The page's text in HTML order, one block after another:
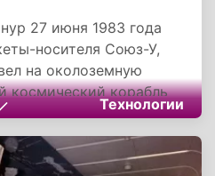
27 июня 1983 года
носителя Союз-У,
на околоземную
космический корабль
экспедиция
станции «Салют-7». На
два члена экипажа:
Технологии